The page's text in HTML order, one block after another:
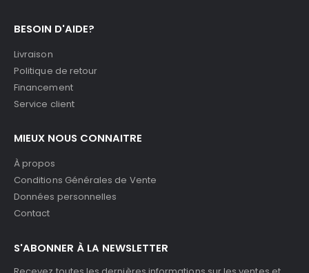
BESOIN D'AIDE?
Livraison
Politique de retour
Financement
Service client
MIEUX NOUS CONNAITRE
À propos
Conditions Générales de Vente
Données personnelles
Contact
S'ABONNER À LA NEWSLETTER